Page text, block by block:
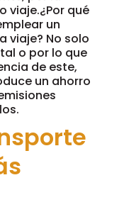
viaje.¿Por qué
un
viaje? No solo
o por lo que
de este,
un ahorro